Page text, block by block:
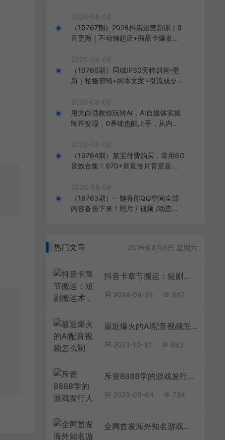
2026-08-08
（19767期）2026抖店运营新课｜8
月更新｜不动销起店+商品卡爆发｜
抖音小店全域流量
2026-08-08
（19766期）同城IP30天特训营-更
新｜拍摄剪辑+脚本文案+引流成交，
2026-08-08
用大白话教你玩转AI，AI自媒体实操
制作变现，0基础也能上手，从内容
2026-08-08
（19764期）某宝付费购买，常用6G
音效合集！970+首宣传片背景音
晰，高质量内容
2026-08-08
（19763期）一键将你QQ空间全部
内容备份下来！照片 / 视频 /动态信
热门文章 2026年8月8日 星期六
抖音卡章节搬运：短剧搬运术，百分百过抖，一比一搬运，只能安卓
2024-04-23 667
最近爆火的AI配音视频怎么制作？五分钟教会你！
2023-10-31 683
斥资8888学的游戏发行人最新偏门玩法，单作品收益3000+，新手很容易上手
2023-09-04 734
全网首发海外知名游戏打金无脑搬砖单机收益500+ 即做！即赚！当天见收益！